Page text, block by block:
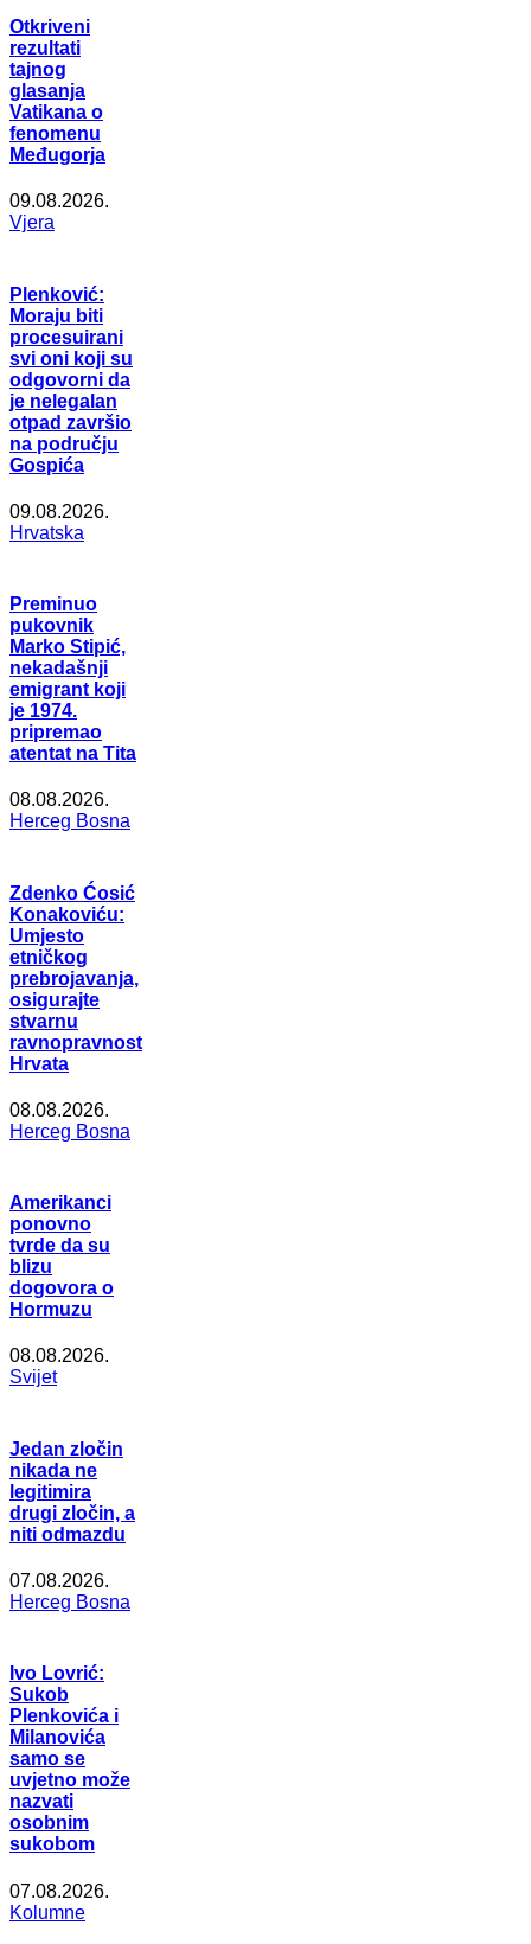
Otkriveni
rezultati
tajnog
glasanja
Vatikana o
fenomenu
Međugorja
09.08.2026.
Vjera
Plenković:
Moraju biti
procesuirani
svi oni koji su
odgovorni da
je nelegalan
otpad završio
na području
Gospića
09.08.2026.
Hrvatska
Preminuo
pukovnik
Marko Stipić,
nekadašnji
emigrant koji
je 1974.
pripremao
atentat na Tita
08.08.2026.
Herceg Bosna
Zdenko Ćosić
Konakoviću:
Umjesto
etničkog
prebrojavanja,
osigurajte
stvarnu
ravnopravnost
Hrvata
08.08.2026.
Herceg Bosna
Amerikanci
ponovno
tvrde da su
blizu
dogovora o
Hormuzu
08.08.2026.
Svijet
Jedan zločin
nikada ne
legitimira
drugi zločin, a
niti odmazdu
07.08.2026.
Herceg Bosna
Ivo Lovrić:
Sukob
Plenkovića i
Milanovića
samo se
uvjetno može
nazvati
osobnim
sukobom
07.08.2026.
Kolumne